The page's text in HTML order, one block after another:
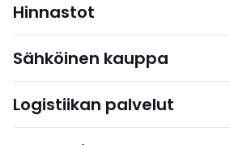
Hinnastot
Sähköinen kauppa
Logistiikan palvelut